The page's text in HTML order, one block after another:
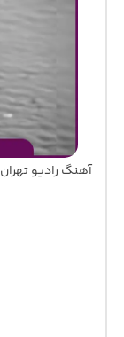
آهنگ رادیو تهران 17 “ریمیکس احساسی نوستالژی” دی جی ای فر